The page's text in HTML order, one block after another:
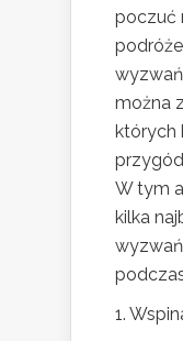
poczuć
można
których
W tym
kilka
1.